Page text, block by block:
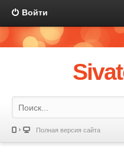
Войти
Полная версия сайта